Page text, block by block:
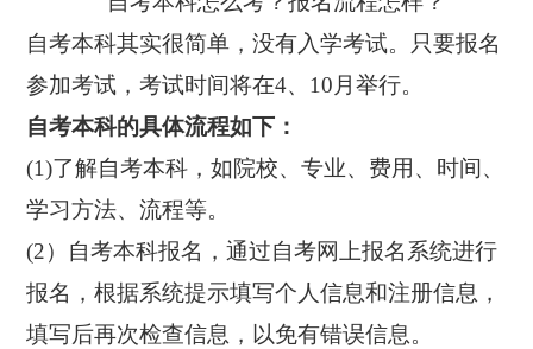
自考本科其实很简单，没有入学考试。只要报名
参加考试，考试时间将在4、10月举行。
自考本科的具体流程如下：
(1)了解自考本科，如院校、专业、费用、时间、
学习方法、流程等。
(2）自考本科报名，通过自考网上报名系统进行
报名，根据系统提示填写个人信息和注册信息，
填写后再次检查信息，以免有错误信息。